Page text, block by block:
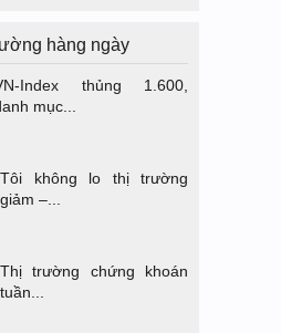
hàng ngày
Index thủng 1.600,
mục...
Tôi không lo thị trường
giảm –...
Thị trường chứng khoán
tuần...